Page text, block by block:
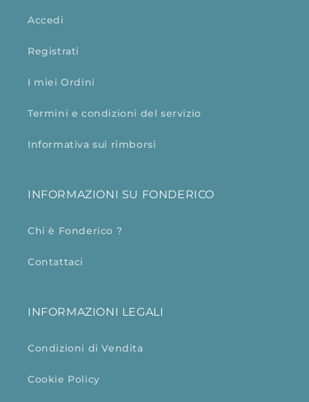
Accedi
Registrati
I miei Ordini
Termini e condizioni del servizio
Informativa sui rimborsi
INFORMAZIONI SU FONDERICO
Chi è Fonderico ?
Contattaci
INFORMAZIONI LEGALI
Condizioni di Vendita
Cookie Policy